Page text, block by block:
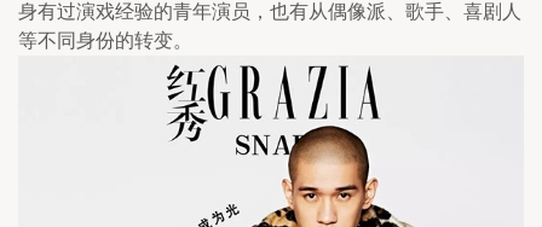
身有过演戏经验的青年演员，也有从偶像派、歌手、喜剧人
等不同身份的转变。